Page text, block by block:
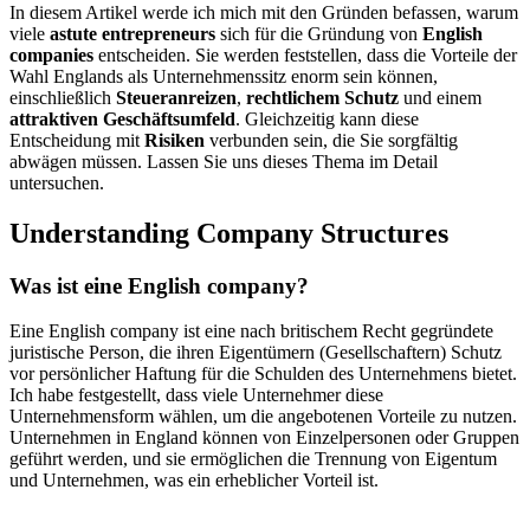
In diesem Artikel werde ich mich mit den Gründen befassen, warum
viele astute entrepreneurs sich für die Gründung von English
companies entscheiden. Sie werden feststellen, dass die Vorteile der
Wahl Englands als Unternehmenssitz enorm sein können,
einschließlich Steueranreizen, rechtlichem Schutz und einem
attraktiven Geschäftsumfeld. Gleichzeitig kann diese
Entscheidung mit Risiken verbunden sein, die Sie sorgfältig
abwägen müssen. Lassen Sie uns dieses Thema im Detail
untersuchen.
Understanding Company Structures
Was ist eine English company?
Eine English company ist eine nach britischem Recht gegründete
juristische Person, die ihren Eigentümern (Gesellschaftern) Schutz
vor persönlicher Haftung für die Schulden des Unternehmens bietet.
Ich habe festgestellt, dass viele Unternehmer diese
Unternehmensform wählen, um die angebotenen Vorteile zu nutzen.
Unternehmen in England können von Einzelpersonen oder Gruppen
geführt werden, und sie ermöglichen die Trennung von Eigentum
und Unternehmen, was ein erheblicher Vorteil ist.